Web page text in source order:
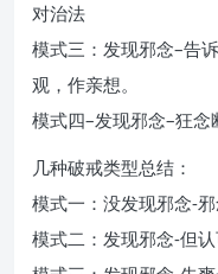
对治法
模式三：发现邪念–告
观，作亲想。
模式四–发现邪念–狂念
几种破戒类型总结：
模式一：没发现邪念-
模式二：发现邪念-但